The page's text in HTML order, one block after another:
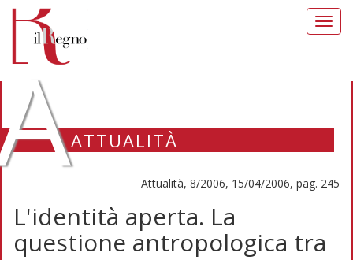
ATTUALITÀ
Attualità, 8/2006, 15/04/2006, pag. 245
L'identità aperta. La
questione antropologica tra